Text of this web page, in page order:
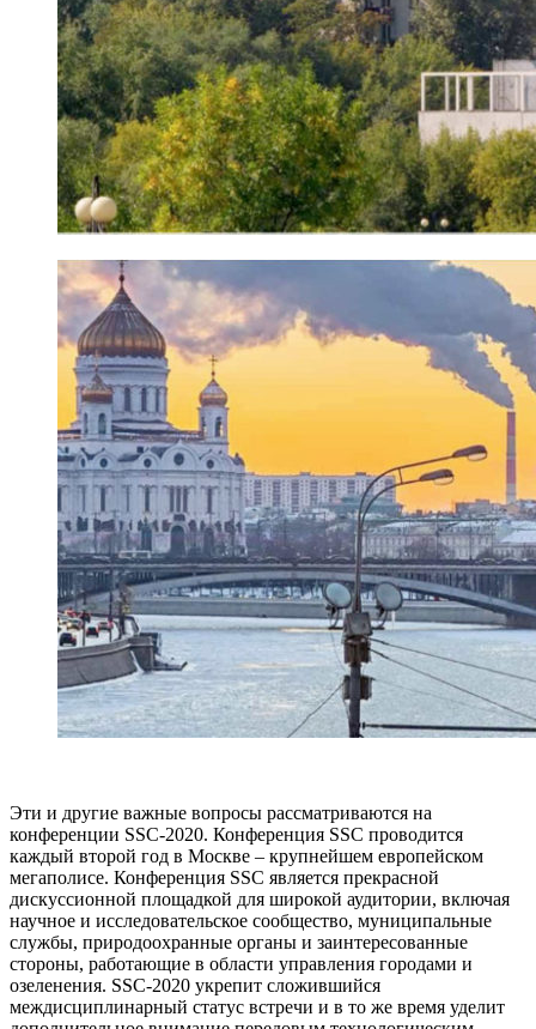
Эти и другие важные вопросы рассматриваются на
конференции SSC-2020. Конференция SSC проводится
каждый второй год в Москве – крупнейшем европейском
мегаполисе. Конференция SSC является прекрасной
дискуссионной площадкой для широкой аудитории, включая
научное и исследовательское сообщество, муниципальные
службы, природоохранные органы и заинтересованные
стороны, работающие в области управления городами и
озеленения. SSC-2020 укрепит сложившийся
междисциплинарный статус встречи и в то же время уделит